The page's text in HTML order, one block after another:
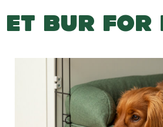
ET BUR FOR